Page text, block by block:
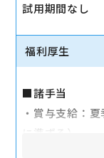
試用期間なし
福利厚生
■諸手当
・賞与支給：
に準ずる）
・時間外手当